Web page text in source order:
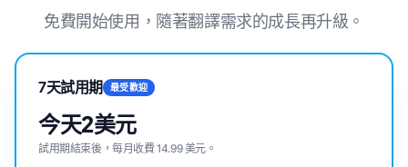
免費開始使用，隨著翻譯需求的成長再升級。
7天試用期 最受歡迎
今天2美元
試用期結束後，每月收費 14.99 美元。